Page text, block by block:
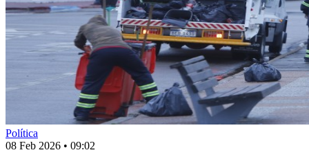
Política
08 Feb 2026 • 09:02